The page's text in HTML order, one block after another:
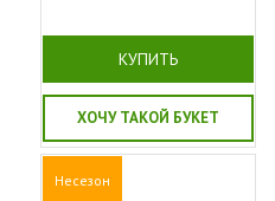
КУПИТЬ
ХОЧУ ТАКОЙ БУКЕТ
Несезон